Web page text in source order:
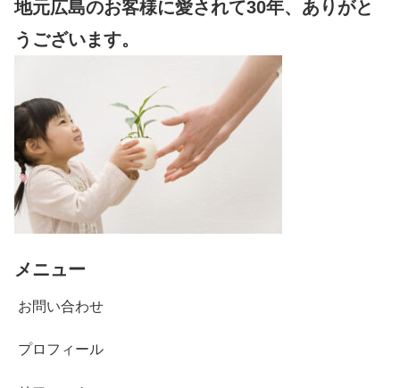
地元広島のお客様に愛されて30年、ありがと
うございます。
メニュー
お問い合わせ
プロフィール